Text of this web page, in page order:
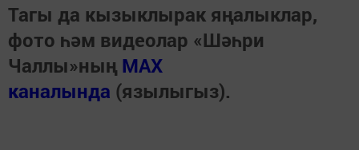
Тагы да кызыклырак яңалыклар,
фото һәм видеолар «Шәһри
Чаллы»ның MAX
каналында (язылыгыз).